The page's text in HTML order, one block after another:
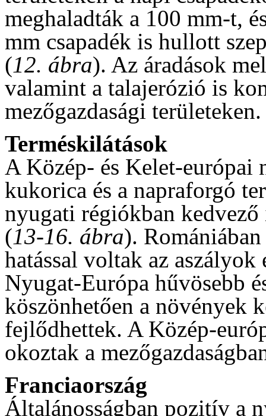
meghaladták a 100 mm-t,
mm csapadék is hullott
(12. ábra). Az áradások
valamint a talajerózió is
mezőgazdasági területeken.
Terméskilátások
A Közép- és Kelet-európai
kukorica és a napraforgó
nyugati régiókban
(13-16. ábra).
hatással voltak az
Nyugat-Európa hűvösebb
köszönhetően a növények
fejlődhettek. A Közép-
okoztak a
Franciaország
Általánosságban pozitív a